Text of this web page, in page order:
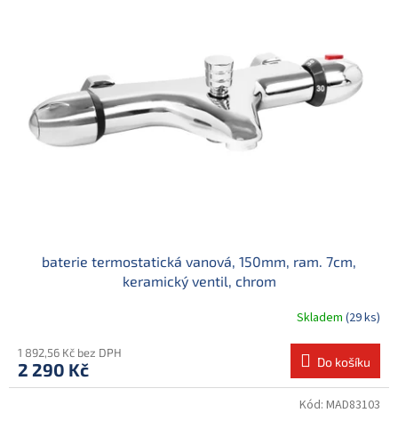
baterie termostatická vanová, 150mm, ram. 7cm,
keramický ventil, chrom
Skladem (29 ks)
1 892,56 Kč bez DPH
2 290 Kč Do košíku
Kód: MAD83103